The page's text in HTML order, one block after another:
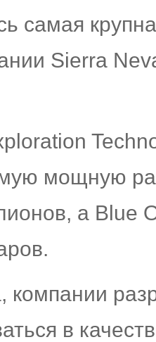
самая
Sierra
мощную
а Blue
компании
в